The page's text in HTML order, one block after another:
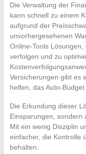
Die Verwaltung der
kann schnell zu einem
aufgrund der
unvorhergesehenen
Online-Tools
verfolgen und zu
Versicherungen gibt es
helfen, das Auto-
Die Erkundung dieser
Einsparungen, sondern
Mit ein wenig Disziplin
einfacher, die Kontrolle
behalten.